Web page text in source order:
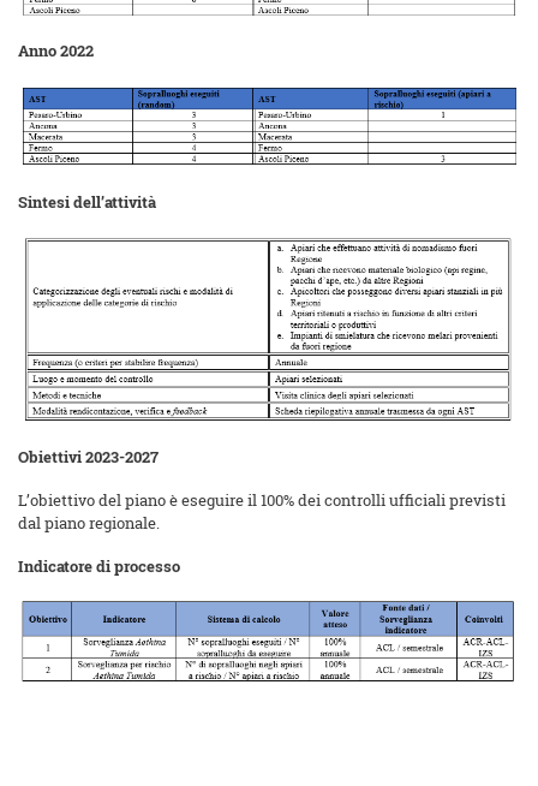
Anno 2022
Sintesi dell’attività
Obiettivi 2023-2027
L’obiettivo del piano è eseguire il 100% dei controlli ufficiali previsti
dal piano regionale.
Indicatore di processo